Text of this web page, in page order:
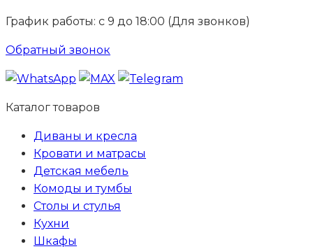
График работы: с 9 до 18:00 (Для звонков)
Обратный звонок
Каталог товаров
Диваны и кресла
Кровати и матрасы
Детская мебель
Комоды и тумбы
Столы и стулья
Кухни
Шкафы